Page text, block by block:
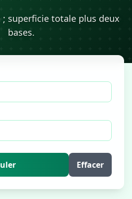
superficie totale plus deux
bases.
Effacer